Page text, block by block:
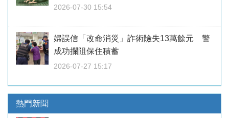
2026-07-30 15:54
婦誤信「改命消災」詐術險失13萬餘元 警
成功攔阻保住積蓄
2026-07-27 15:17
熱門新聞